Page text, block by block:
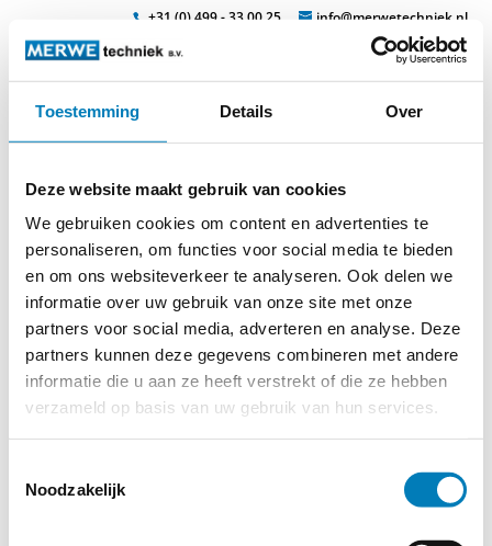
Toestemming Details Over
Deze website maakt gebruik van cookies
We gebruiken cookies om content en advertenties te
personaliseren, om functies voor social media te bieden
en om ons websiteverkeer te analyseren. Ook delen we
informatie over uw gebruik van onze site met onze
partners voor social media, adverteren en analyse. Deze
partners kunnen deze gegevens combineren met andere
informatie die u aan ze heeft verstrekt of die ze hebben
verzameld op basis van uw gebruik van hun services.
Noodzakelijk
+31 (0) 499 - 33 00 25 info@merwetechniek.nl
Veelzijdig in elektrotechnische producten
zp_batsteckkom
© 2026MERWEtechniek B.V.-Disclaimer-Privacy Policy-
Cookieverklaring-Verdere contact gegevens